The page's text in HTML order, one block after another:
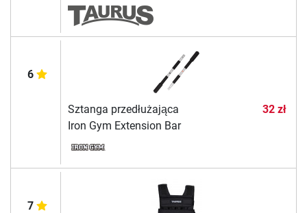
6
Sztanga przedłużająca
Iron Gym Extension Bar
32 zł
7